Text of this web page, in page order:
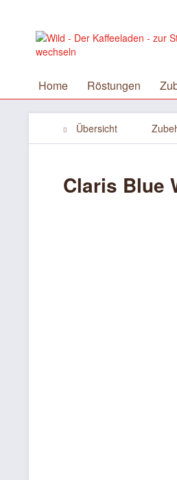
Home Röstungen
Übersicht
Claris Blue